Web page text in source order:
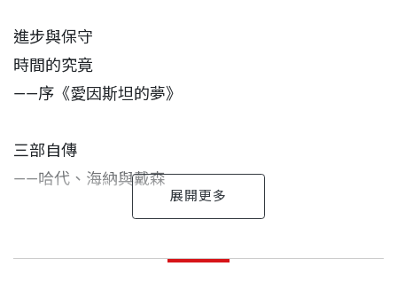
人」到目前為止最完整的作品呈現。
進步與保守
時間的究竟
——序《愛因斯坦的夢》
三部自傳
——哈代、海納與戴森
——布萊克的一幅畫
出版日期 2006/01/20